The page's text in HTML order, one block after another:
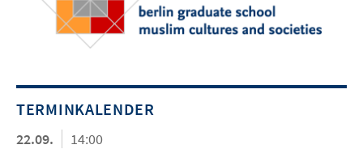
TERMINKALENDER
22.09.
14:00